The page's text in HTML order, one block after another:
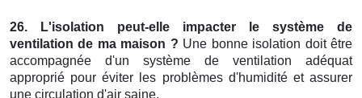
26. L'isolation peut-elle impacter le système de
ventilation de ma maison ? Une bonne isolation doit être
accompagnée d'un système de ventilation adéquat
approprié pour éviter les problèmes d'humidité et assurer
une circulation d'air saine.